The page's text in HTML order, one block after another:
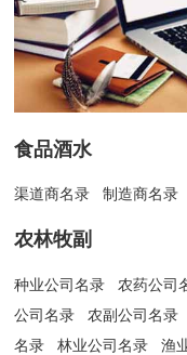
食品酒水
渠道商名录 制造商名录
农林牧副
种业公司名录 农药公司
公司名录
农副公司名录
名录
林业公司名录 渔